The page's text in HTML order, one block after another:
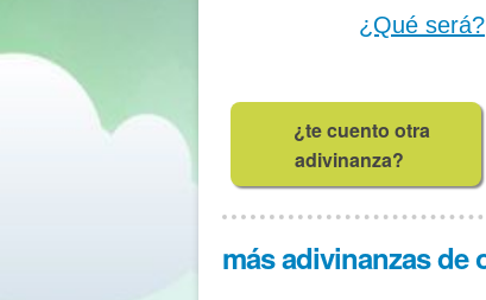
¿Qué será?
¿te cuento otra
adivinanza?
más adivinanzas de